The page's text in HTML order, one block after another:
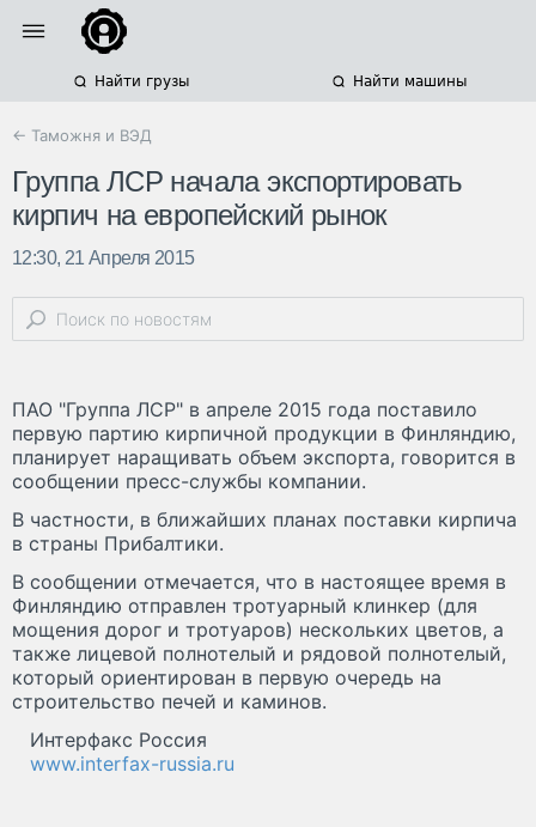
Найти грузы Найти машины
← Таможня и ВЭД
Группа ЛСР начала экспортировать
кирпич на европейский рынок
12:30, 21 Апреля 2015
ПАО "Группа ЛСР" в апреле 2015 года поставило
первую партию кирпичной продукции в Финляндию,
планирует наращивать объем экспорта, говорится в
сообщении пресс-службы компании.
В частности, в ближайших планах поставки кирпича
в страны Прибалтики.
В сообщении отмечается, что в настоящее время в
Финляндию отправлен тротуарный клинкер (для
мощения дорог и тротуаров) нескольких цветов, а
также лицевой полнотелый и рядовой полнотелый,
который ориентирован в первую очередь на
строительство печей и каминов.
Интерфакс Россия
www.interfax-russia.ru